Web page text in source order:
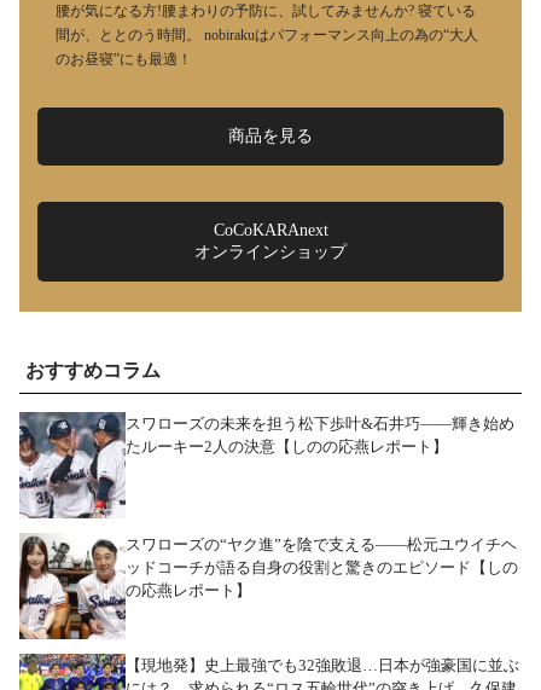
腰が気になる方!腰まわりの予防に、試してみませんか? 寝ている
間が、ととのう時間。 nobirakuはパフォーマンス向上の為の“大人
のお昼寝”にも最適！
商品を見る
CoCoKARAnext
オンラインショップ
おすすめコラム
スワローズの未来を担う松下歩叶&石井巧――輝き始め
たルーキー2人の決意【しのの応燕レポート】
スワローズの“ヤク進”を陰で支える――松元ユウイチヘ
ッドコーチが語る自身の役割と驚きのエピソード【しの
の応燕レポート】
【現地発】史上最強でも32強敗退…日本が強豪国に並ぶ